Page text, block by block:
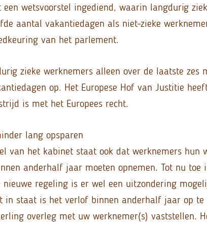
wetsvoorstel ingediend, waarin langdurig
aantal vakantiedagen als niet-zieke
van het parlement.
zieke werknemers alleen over de laatste zes
op. Het Europese Hof van Justitie
is met het Europees recht.
lang opsparen
van het kabinet staat ook dat werknemers hun
anderhalf jaar moeten opnemen. Tot nu toe
nieuwe regeling is er wel een uitzondering
in staat is het verlof binnen anderhalf jaar op
overleg met uw werknemer(s) vaststellen.